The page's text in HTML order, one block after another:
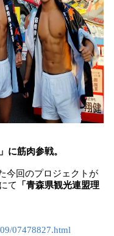
に筋肉参戦。
今回のプロジェクトが
にて
「青森県観光連盟理
07478827.html